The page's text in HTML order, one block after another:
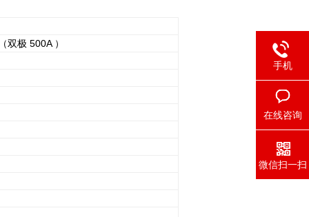
双极 500A ）
手机
在线咨询
微信扫一扫